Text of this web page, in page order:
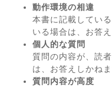
動作環境の相違
本書に記載してい
いる場合は、お答
個人的な質問
質問の内容が、読
は、お答えしかねま
質問内容が高度